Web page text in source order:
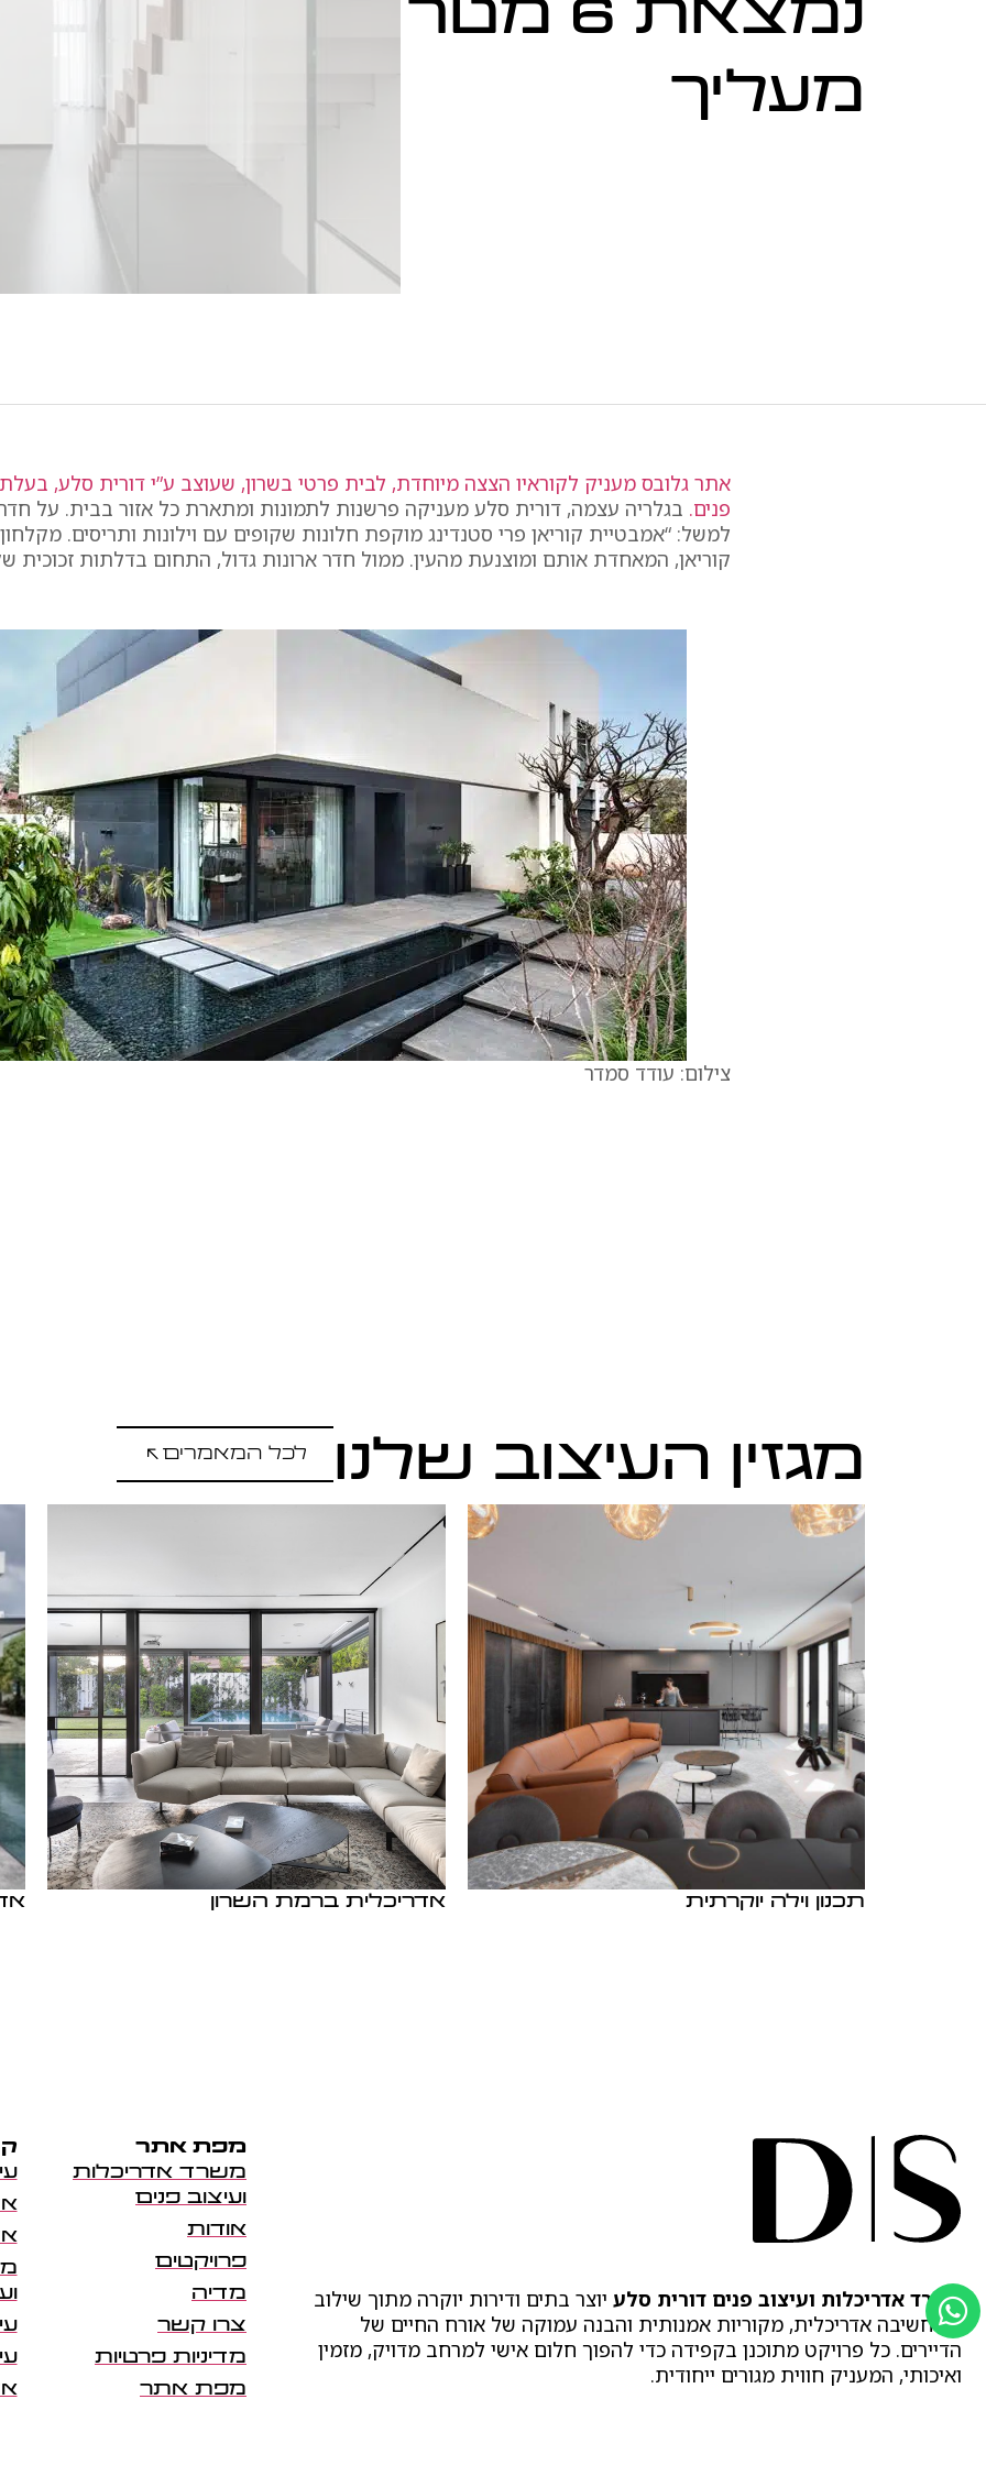
נמצאת 6 מטר
מעליך
אתר גלובס מעניק לקוראיו הצצה מיוחדת, לבית פרטי בשרון, שעוצב ע”י דורית סלע,
פנים. בגלריה עצמה, דורית סלע מעניקה פרשנות לתמונות ומתארת כל אזור בבית. על
למשל: “אמבטיית קוריאן פרי סטנדינג מוקפת חלונות שקופים עם וילונות ותריסים.
קוריאן, המאחדת אותם ומוצנעת מהעין. ממול חדר ארונות גדול, התחום בדלתות זכוכית
צילום: עודד סמדר
מגזין העיצוב שלנו לכל המאמרים
תכנון וילה יוקרתית אדריכלית ברמת השרון
משרד אדריכלות ועיצוב פנים דורית סלע יוצר בתים ודירות יוקרה מתוך שילוב
בין חשיבה אדריכלית, מקוריות אמנותית והבנה עמוקה של אורח החיים של
הדיירים. כל פרויקט מתוכנן בקפידה כדי להפוך חלום אישי למרחב מדויק, מזמין
ואיכותי, המעניק חווית מגורים ייחודית.
מפת אתר
משרד אדריכלות
ועיצוב פנים
אודות
פרויקטים
מדיה
צרו קשר
מדיניות פרטיות
מפת אתר